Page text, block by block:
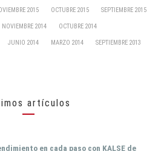
2015 OCTUBRE 2015 SEPTIEMBRE 2015
NOVIEMBRE 2014 OCTUBRE 2014
JUNIO 2014 MARZO 2014 SEPTIEMBRE 2013
artículos
en cada paso con KALSE de